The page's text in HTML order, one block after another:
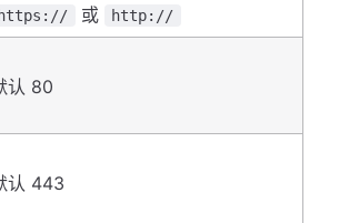
https:// 或 http://
认 80
认 443